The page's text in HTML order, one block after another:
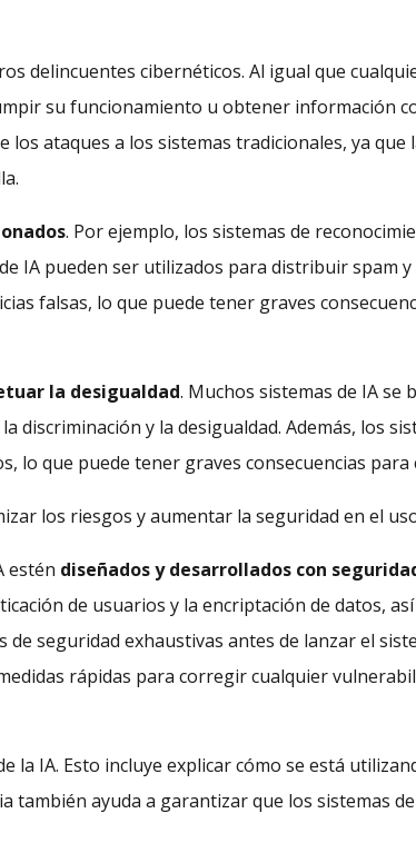
delincuentes cibernéticos. Al igual que
su funcionamiento u obtener información
ataques a los sistemas tradicionales, ya que
. Por ejemplo, los sistemas de
IA pueden ser utilizados para distribuir spam y
falsas, lo que puede tener graves
la desigualdad. Muchos sistemas de IA se
discriminación y la desigualdad. Además, los
lo que puede tener graves consecuencias
los riesgos y aumentar la seguridad en el
estén diseñados y desarrollados con
de usuarios y la encriptación de datos,
seguridad exhaustivas antes de lanzar el
rápidas para corregir cualquier
la IA. Esto incluye explicar cómo se está
también ayuda a garantizar que los sistemas